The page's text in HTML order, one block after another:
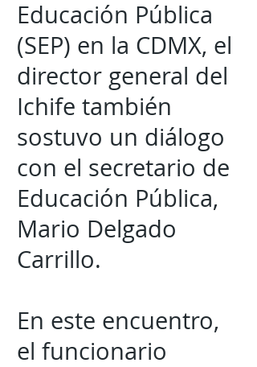
Educación Pública
(SEP) en la CDMX, el
director general del
Ichife también
sostuvo un diálogo
con el secretario de
Educación Pública,
Mario Delgado
Carrillo.
En este encuentro,
el funcionario